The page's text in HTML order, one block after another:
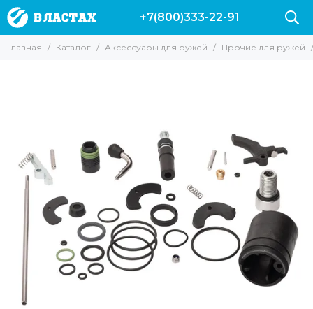
Аксессуары для ружей
Прочие для ружей
Запасные части и аксессуары для ружей Пеленгас
Аксессуары для арбалетов
Чехлы для ружей
Линесбрасыватели
+7(800)333-22-91
Главная Каталог Аксессуары для ружей Прочие для ружей